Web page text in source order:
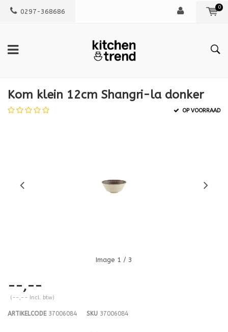
0297-368686
0
Kom klein 12cm Shangri-la donker
OP VOORRAAD
Image 1 / 3
--,--
(--,-- Incl. btw)
ARTIKELCODE37006084 SKU 37006084